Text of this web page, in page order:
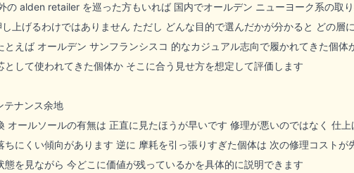
の alden retailer を巡った方もいれば 国内でオールデン ニューヨーク系の取
上げるわけではありません ただし どんな目的で選んだかが分かると どの層
とえば オールデン サンフランシスコ 的なカジュアル志向で履かれてきた個
して使われてきた個体か そこに合う見せ方を想定して評価します
テナンス余地
オールソールの有無は 正直に見たほうが早いです 修理が悪いのではなく 仕
ちにくい傾向があります 逆に 摩耗を引っ張りすぎた個体は 次の修理コスト
を見ながら 今どこに価値が残っているかを具体的に説明できます